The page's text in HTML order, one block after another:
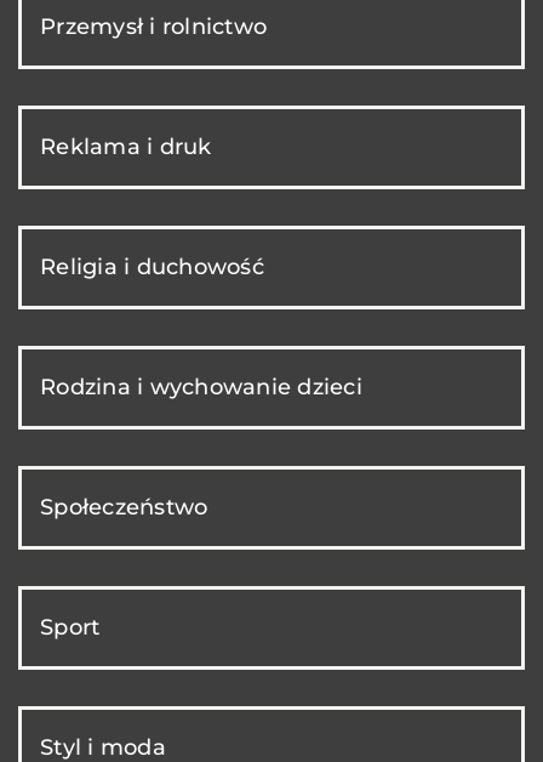
Przemysł i rolnictwo
Reklama i druk
Religia i duchowość
Rodzina i wychowanie dzieci
Społeczeństwo
Sport
Styl i moda